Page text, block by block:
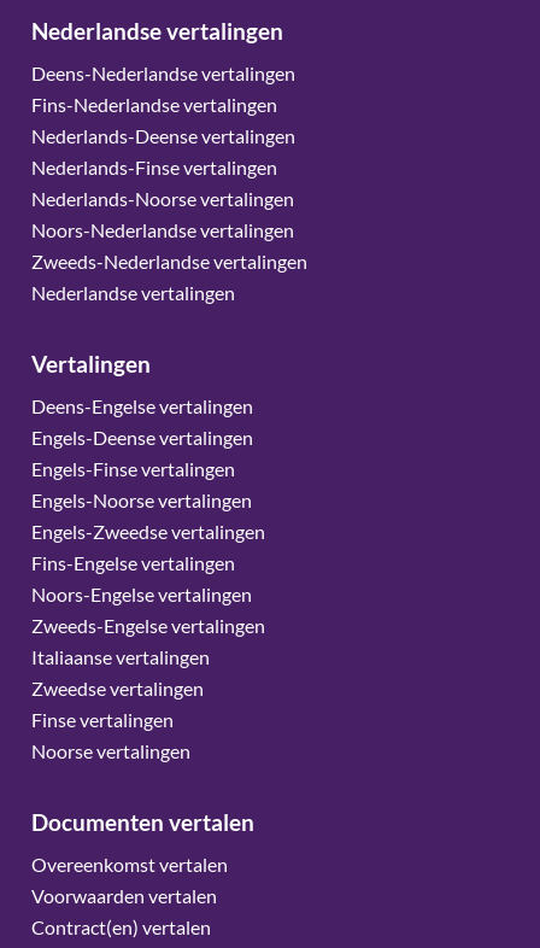
Nederlandse vertalingen
Deens-Nederlandse vertalingen
Fins-Nederlandse vertalingen
Nederlands-Deense vertalingen
Nederlands-Finse vertalingen
Nederlands-Noorse vertalingen
Noors-Nederlandse vertalingen
Zweeds-Nederlandse vertalingen
Nederlandse vertalingen
Vertalingen
Deens-Engelse vertalingen
Engels-Deense vertalingen
Engels-Finse vertalingen
Engels-Noorse vertalingen
Engels-Zweedse vertalingen
Fins-Engelse vertalingen
Noors-Engelse vertalingen
Zweeds-Engelse vertalingen
Italiaanse vertalingen
Zweedse vertalingen
Finse vertalingen
Noorse vertalingen
Documenten vertalen
Overeenkomst vertalen
Voorwaarden vertalen
Contract(en) vertalen